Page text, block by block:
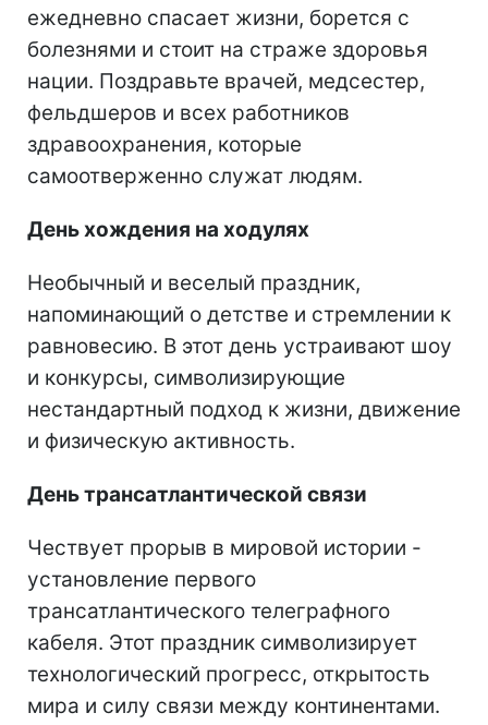
ежедневно спасает жизни, борется с
болезнями и стоит на страже здоровья
нации. Поздравьте врачей, медсестер,
фельдшеров и всех работников
здравоохранения, которые
самоотверженно служат людям.
День хождения на ходулях
Необычный и веселый праздник,
напоминающий о детстве и стремлении к
равновесию. В этот день устраивают шоу
и конкурсы, символизирующие
нестандартный подход к жизни, движение
и физическую активность.
День трансатлантической связи
Чествует прорыв в мировой истории -
установление первого
трансатлантического телеграфного
кабеля. Этот праздник символизирует
технологический прогресс, открытость
мира и силу связи между континентами.